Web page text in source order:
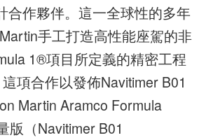
合作夥伴。這一全球性的多年
手工打造高性能座駕的非
1®項目所定義的精密工程
項合作以發佈Navitimer B01
Martin Aramco Formula
（Navitimer B01